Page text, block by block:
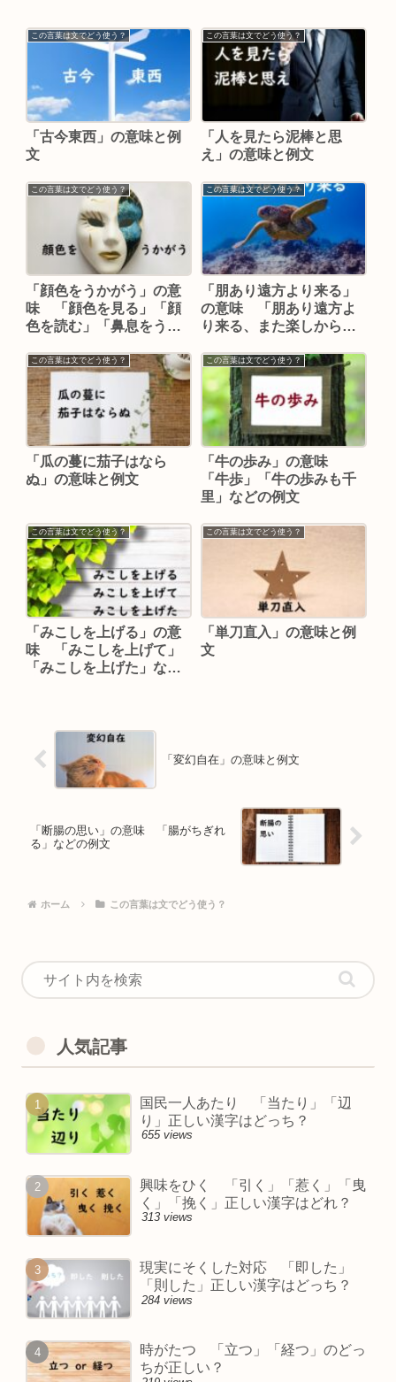
この言葉は文でどう使う？
「古今東西」の意味と例
文
この言葉は文でどう使う？
「人を見たら泥棒と思
え」の意味と例文
この言葉は文でどう使う？
「顔色をうかがう」の意
味 「顔色を見る」「顔
色を読む」「鼻息をうか
この言葉は文でどう使う？
「朋あり遠方より来る」
の意味 「朋あり遠方よ
り来る、また楽しからず
この言葉は文でどう使う？
「瓜の蔓に茄子はなら
ぬ」の意味と例文
この言葉は文でどう使う？
「牛の歩み」の意味
「牛歩」「牛の歩みも千
里」などの例文
この言葉は文でどう使う？
「みこしを上げる」の意
味 「みこしを上げて」
「みこしを上げた」など
この言葉は文でどう使う？
「単刀直入」の意味と例
文
「変幻自在」の意味と例文
「断腸の思い」の意味 「腸がちぎれ
る」などの例文
ホーム この言葉は文でどう使う？
人気記事
国民一人あたり 「当たり」「辺
り」正しい漢字はどっち？
655 views
興味をひく 「引く」「惹く」「曳
く」「挽く」正しい漢字はどれ？
313 views
現実にそくした対応 「即した」
「則した」正しい漢字はどっち？
284 views
時がたつ 「立つ」「経つ」のどっ
ちが正しい？